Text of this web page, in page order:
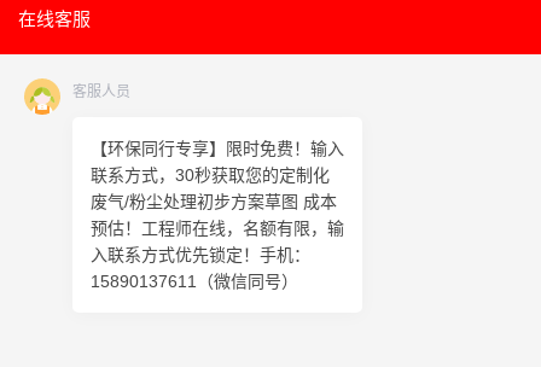
在线客服
客服人员
【环保同行专享】限时免费！输入
联系方式，30秒获取您的定制化
废气/粉尘处理初步方案草图 成本
预估！工程师在线，名额有限，输
入联系方式优先锁定！手机：
15890137611（微信同号）